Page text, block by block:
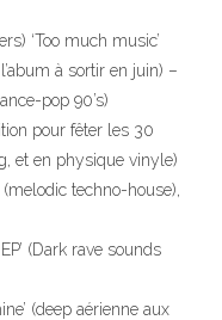
‘Too much music’
à sortir en juin) –
pop 90’s)
pour fêter les 30
et en physique vinyle)
techno-house),
(Dark rave sounds
(deep aérienne aux